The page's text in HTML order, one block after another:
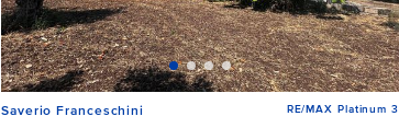
Saverio Franceschini RE/MAX Platinum 3